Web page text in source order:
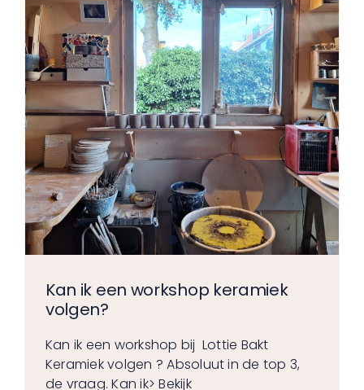
Kan ik een workshop keramiek
volgen?
Kan ik een workshop bij Lottie Bakt
Keramiek volgen ? Absoluut in de top 3,
de vraag. Kan ik> Bekijk